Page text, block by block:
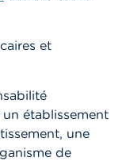
et
établissement
une
de